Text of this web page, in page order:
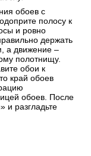
обоев с
полосу к
и ровно
держать
а движение –
полотнищу.
обои к
край обоев
обоев. После
и разгладьте